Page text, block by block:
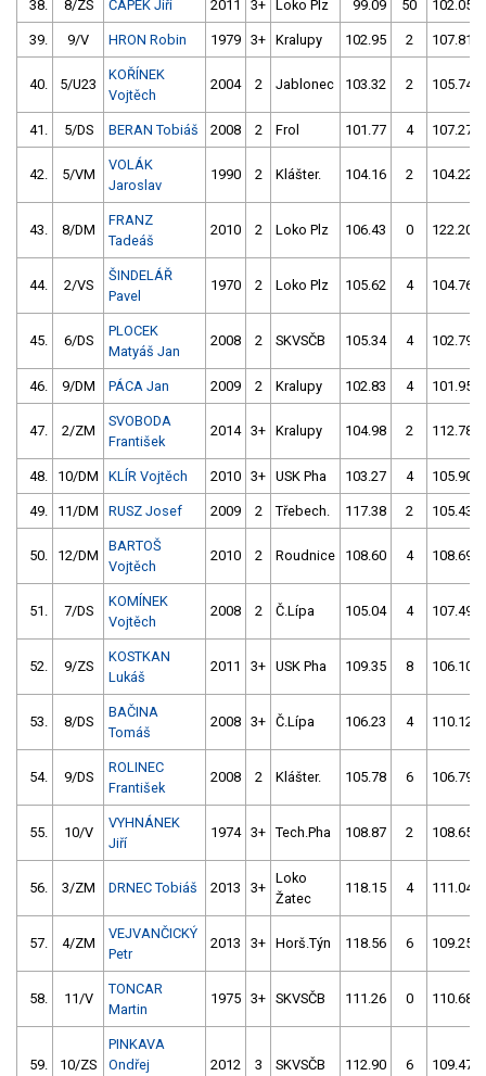
38. 8/ZS ČAPEK Jiří 2011 3+ Loko Plz 99.09 50 102.05
39. 9/V HRON Robin 1979 3+ Kralupy 102.95 2 107.81
40. 5/U23
KOŘÍNEK
Vojtěch
2004 2 Jablonec 103.32 2 105.74
41. 5/DS BERAN Tobiáš 2008 2 Frol 101.77 4 107.27
42. 5/VM
VOLÁK
Jaroslav
1990 2 Klášter. 104.16 2 104.22
43. 8/DM
FRANZ
Tadeáš
2010 2 Loko Plz 106.43 0 122.20
44. 2/VS
ŠINDELÁŘ
Pavel
1970 2 Loko Plz 105.62 4 104.76
45. 6/DS
PLOCEK
Matyáš Jan
2008 2 SKVSČB 105.34 4 102.79
46. 9/DM PÁCA Jan 2009 2 Kralupy 102.83 4 101.95
47. 2/ZM
SVOBODA
František
2014 3+ Kralupy 104.98 2 112.78
48. 10/DM KLÍR Vojtěch 2010 3+ USK Pha 103.27 4 105.90
49. 11/DM RUSZ Josef 2009 2 Třebech. 117.38 2 105.43
50. 12/DM
BARTOŠ
Vojtěch
2010 2 Roudnice 108.60 4 108.69
51. 7/DS
KOMÍNEK
Vojtěch
2008 2 Č.Lípa 105.04 4 107.49
52. 9/ZS
KOSTKAN
Lukáš
2011 3+ USK Pha 109.35 8 106.10
53. 8/DS
BAČINA
Tomáš
2008 3+ Č.Lípa 106.23 4 110.12
54. 9/DS
ROLINEC
František
2008 2 Klášter. 105.78 6 106.79
55. 10/V
VYHNÁNEK
Jiří
1974 3+ Tech.Pha 108.87 2 108.65
56. 3/ZM DRNEC Tobiáš 2013 3+
Loko
Žatec
118.15 4 111.04
57. 4/ZM
VEJVANČICKÝ
Petr
2013 3+ Horš.Týn 118.56 6 109.25
58. 11/V
TONCAR
Martin
1975 3+ SKVSČB 111.26 0 110.68
59. 10/ZS
PINKAVA
Ondřej
2012 3 SKVSČB 112.90 6 109.47